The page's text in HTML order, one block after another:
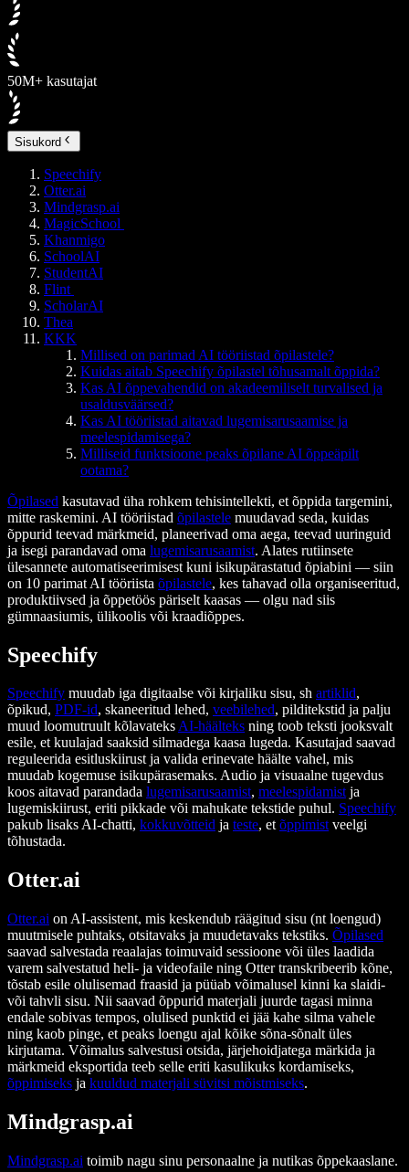
50M+ kasutajat
Sisukord
Speechify
Otter.ai
Mindgrasp.ai
MagicSchool
Khanmigo
SchoolAI
StudentAI
Flint
ScholarAI
Thea
KKK
Millised on parimad AI tööriistad õpilastele?
Kuidas aitab Speechify õpilastel tõhusamalt õppida?
Kas AI õppevahendid on akadeemiliselt turvalised ja
usaldusväärsed?
Kas AI tööriistad aitavad lugemisarusaamise ja
meelespidamisega?
Milliseid funktsioone peaks õpilane AI õppeäpilt
ootama?
Õpilased kasutavad üha rohkem tehisintellekti, et õppida targemini,
mitte raskemini. AI tööriistad õpilastele muudavad seda, kuidas
õppurid teevad märkmeid, planeerivad oma aega, teevad uuringuid
ja isegi parandavad oma lugemisarusaamist. Alates rutiinsete
ülesannete automatiseerimisest kuni isikupärastatud õpiabini — siin
on 10 parimat AI tööriista õpilastele, kes tahavad olla organiseeritud,
produktiivsed ja õppetöös päriselt kaasas — olgu nad siis
gümnaasiumis, ülikoolis või kraadiõppes.
Speechify
Speechify muudab iga digitaalse või kirjaliku sisu, sh artiklid,
õpikud, PDF-id, skaneeritud lehed, veebilehed, pilditekstid ja palju
muud loomutruult kõlavateksAI-häälteks ning toob teksti jooksvalt
esile, et kuulajad saaksid silmadega kaasa lugeda. Kasutajad saavad
reguleerida esitluskiirust ja valida erinevate häälte vahel, mis
muudab kogemuse isikupärasemaks. Audio ja visuaalne tugevdus
koos aitavad parandada lugemisarusaamist, meelespidamistja
lugemiskiirust, eriti pikkade või mahukate tekstide puhul. Speechify
pakub lisaks AI-chatti, kokkuvõtteid ja teste, etõppimistveelgi
tõhustada.
Otter.ai
Otter.ai on AI-assistent, mis keskendub räägitud sisu (nt loengud)
muutmisele puhtaks, otsitavaks ja muudetavaks tekstiks. Õpilased
saavad salvestada reaalajas toimuvaid sessioone või üles laadida
varem salvestatud heli- ja videofaile ning Otter transkribeerib kõne,
tõstab esile olulisemad fraasid ja püüab võimalusel kinni ka slaidi-
või tahvli sisu. Nii saavad õppurid materjali juurde tagasi minna
endale sobivas tempos, olulised punktid ei jää kahe silma vahele
ning kaob pinge, et peaks loengu ajal kõike sõna-sõnalt üles
kirjutama. Võimalus salvestusi otsida, järjehoidjatega märkida ja
märkmeid eksportida teeb selle eriti kasulikuks kordamiseks,
õppimiseks ja kuuldud materjali süvitsi mõistmiseks.
Mindgrasp.ai
Mindgrasp.ai toimib nagu sinu personaalne ja nutikas õppekaaslane.